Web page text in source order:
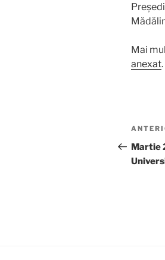
Mai
anexat.
în
Martie